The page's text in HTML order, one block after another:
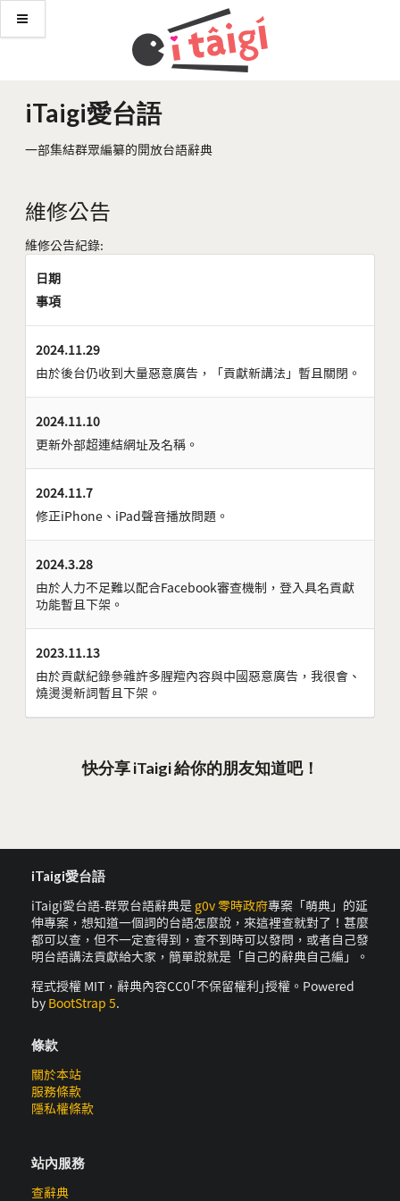
iTaigi愛台語
一部集結群眾編纂的開放台語辭典
維修公告
維修公告紀錄:
日期
事項
2024.11.29
由於後台仍收到大量惡意廣告，「貢獻新講法」暫且關閉。
2024.11.10
更新外部超連結網址及名稱。
2024.11.7
修正iPhone、iPad聲音播放問題。
2024.3.28
由於人力不足難以配合Facebook審查機制，登入具名貢獻
功能暫且下架。
2023.11.13
由於貢獻紀錄參雜許多腥羶內容與中國惡意廣告，我很會、
燒燙燙新詞暫且下架。
快分享 iTaigi 給你的朋友知道吧！
iTaigi愛台語
iTaigi愛台語-群眾台語辭典是 g0v 零時政府專案「萌典」的延
伸專案，想知道一個詞的台語怎麼說，來這裡查就對了！甚麼
都可以查，但不一定查得到，查不到時可以發問，或者自己發
明台語講法貢獻給大家，簡單說就是「自己的辭典自己編」。
程式授權 MIT，辭典內容CC0｢不保留權利｣授權。Powered
by BootStrap 5.
條款
關於本站
服務條款
隱私權條款
站內服務
查辭典